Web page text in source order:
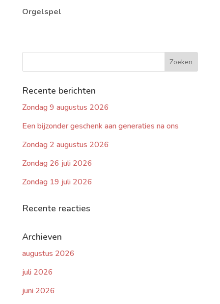
Orgelspel
Recente berichten
Zondag 9 augustus 2026
Een bijzonder geschenk aan generaties na ons
Zondag 2 augustus 2026
Zondag 26 juli 2026
Zondag 19 juli 2026
Recente reacties
Archieven
augustus 2026
juli 2026
juni 2026